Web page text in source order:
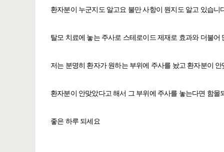
환자분이 누군지도 알고요 불만 사항이 뭔지도 알고 있습니
탈모 치료에 놓는 주사로 스테로이드 제재로 효과와 더불
저는 분명히 환자가 원하는 부위에 주사를 놨고 환자분이
환자분이 안맞았다고 해서 그 부위에 주사를 놓는다면 함
좋은 하루 되세요